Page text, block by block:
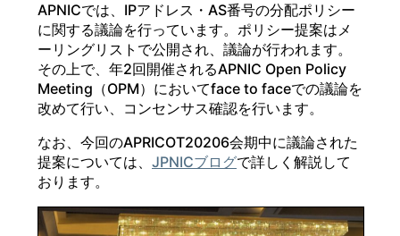
APNICでは、IPアドレス・AS番号の分配ポリシー
に関する議論を行っています。ポリシー提案はメ
ーリングリストで公開され、議論が行われます。
その上で、年2回開催されるAPNIC Open Policy
Meeting（OPM）においてface to faceでの議論を
改めて行い、コンセンサス確認を行います。
なお、今回のAPRICOT20206会期中に議論された
提案については、 JPNICブログで詳しく解説して
おります。